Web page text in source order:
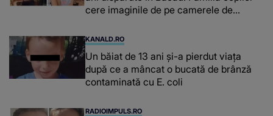
cere imaginile de pe camerele de
mea...”
KANALD.RO
Un băiat de 13 ani și-a pierdut viața
după ce a mâncat o bucată de brânză
contaminată cu E. coli
RADIOIMPULS.RO